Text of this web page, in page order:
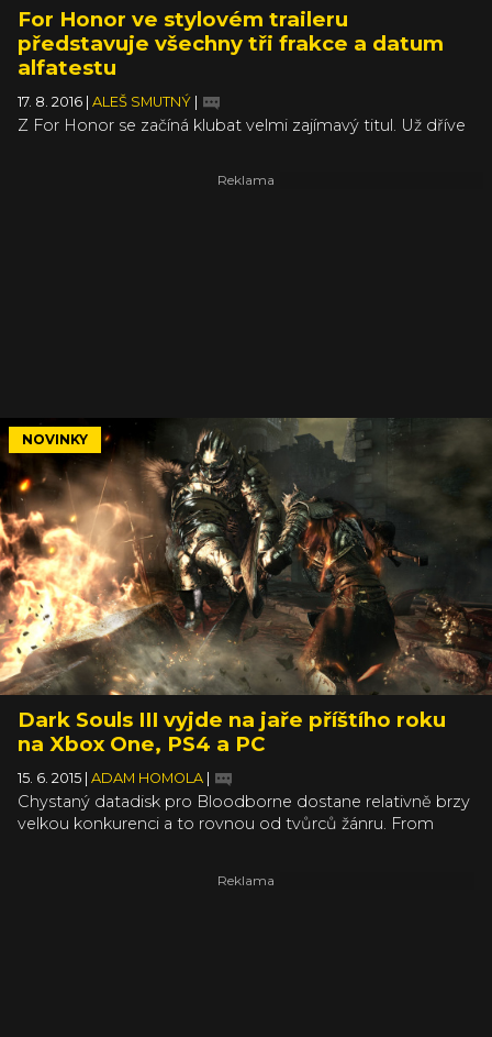
For Honor ve stylovém traileru
představuje všechny tři frakce a datum
alfatestu
17. 8. 2016 ALEŠ SMUTNÝ
Z For Honor se začíná klubat velmi zajímavý titul. Už dříve
NOVINKY
Dark Souls III vyjde na jaře příštího roku
na Xbox One, PS4 a PC
15. 6. 2015 ADAM HOMOLA
Chystaný datadisk pro Bloodborne dostane relativně brzy
velkou konkurenci a to rovnou od tvůrců žánru. From
předtím, ale teď to máme potvrzeno z oficiálních úst